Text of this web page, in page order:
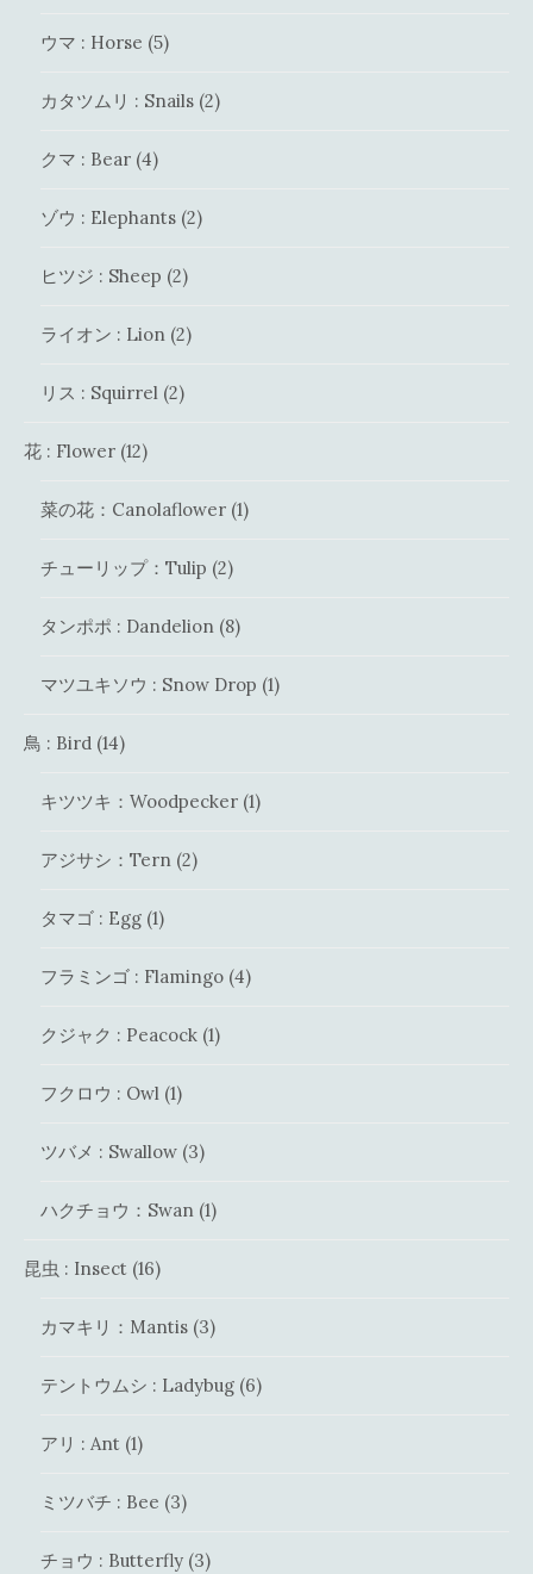
ウマ : Horse (5)
カタツムリ : Snails (2)
クマ : Bear (4)
ゾウ : Elephants (2)
ヒツジ : Sheep (2)
ライオン : Lion (2)
リス : Squirrel (2)
花 : Flower (12)
菜の花：Canolaflower (1)
チューリップ：Tulip (2)
タンポポ : Dandelion (8)
マツユキソウ : Snow Drop (1)
鳥 : Bird (14)
キツツキ：Woodpecker (1)
アジサシ：Tern (2)
タマゴ : Egg (1)
フラミンゴ : Flamingo (4)
クジャク : Peacock (1)
フクロウ : Owl (1)
ツバメ : Swallow (3)
ハクチョウ：Swan (1)
昆虫 : Insect (16)
カマキリ：Mantis (3)
テントウムシ : Ladybug (6)
アリ : Ant (1)
ミツバチ : Bee (3)
チョウ : Butterfly (3)